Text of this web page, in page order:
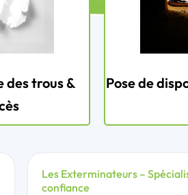
des trous &
Pose de
Les Exterminateurs –
confiance